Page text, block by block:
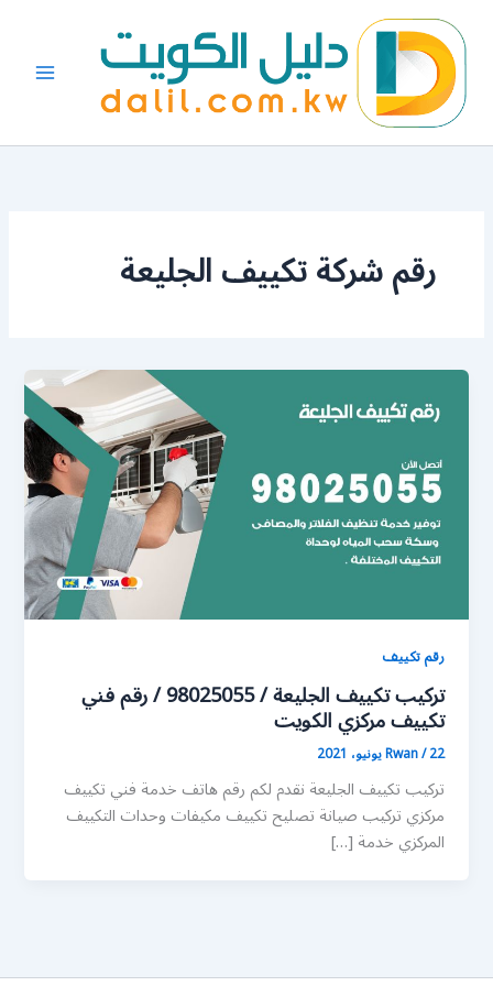
المحتوى
رقم شركة تكييف الجليعة
رقم تكييف
تركيب تكييف الجليعة / 98025055 / رقم فني
تكييف مركزي الكويت
Rwan/22 يونيو، 2021
تركيب تكييف الجليعة نقدم لكم رقم هاتف خدمة فني تكييف
مركزي تركيب صيانة تصليح تكييف مكيفات وحدات التكييف
المركزي خدمة […]